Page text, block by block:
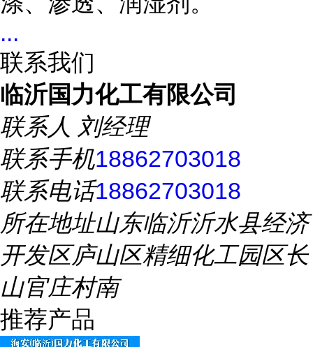
...
联系我们
临沂国力化工有限公司
联系人 刘经理
联系手机18862703018
联系电话18862703018
所在地址山东临沂沂水县经济
开发区庐山区精细化工园区长
山官庄村南
推荐产品